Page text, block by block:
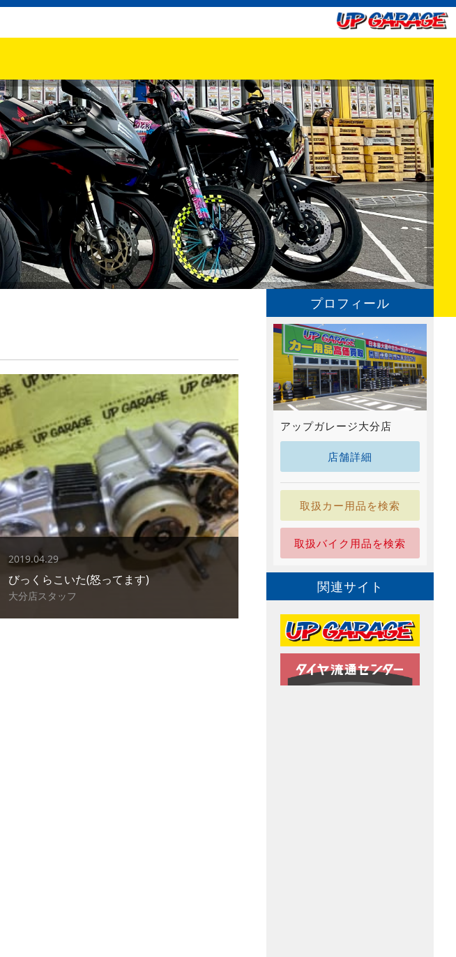
2019.04.29
びっくらこいた(怒ってます)
大分店スタッフ
プロフィール
アップガレージ大分店
店舗詳細
取扱カー用品を検索
取扱バイク用品を検索
関連サイト